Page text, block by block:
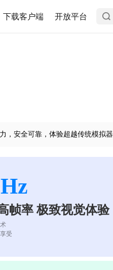
下载客户端 开放平台
，安全可靠，体验超越传统模拟器
帧率 极致视觉体验
受